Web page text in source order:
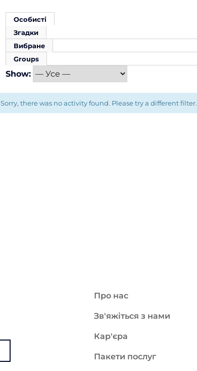
Особисті
Згадки
Вибране
Groups
Show:
Sorry, there was no activity found. Please try a different filter.
Про нас
Зв'яжіться з нами
Кар'єра
Пакети послуг